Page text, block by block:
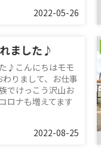
2022-05-26
ました♪
♪こんにちはモモ
りまして、お仕事
でけっこう沢山お
ロナも増えてます
2022-08-25